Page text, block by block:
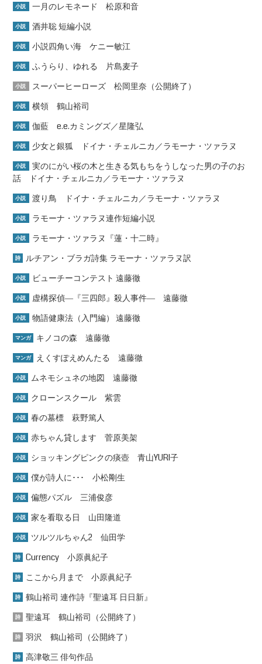
小説 一月のレモネード 松原和音
小説 酒井聡 短編小説
小説 小説四角い海 ケニー敏江
小説 ふうらり、ゆれる 片島麦子
小説 スーパーヒーローズ 松岡里奈（公開終了）
小説 横領 鶴山裕司
小説 伽藍 e.e.カミングズ／星隆弘
小説 少女と銀狐 ドイナ・チェルニカ／ラモーナ・ツァラヌ
小説
実のにがい桜の木と生きる気もちをうしなった男の子のお
話 ドイナ・チェルニカ／ラモーナ・ツァラヌ
小説 渡り鳥 ドイナ・チェルニカ／ラモーナ・ツァラヌ
小説 ラモーナ・ツァラヌ連作短編小説
小説 ラモーナ・ツァラヌ『蓮・十二時』
詩 ルチアン・ブラガ詩集 ラモーナ・ツァラヌ訳
小説 ビューチーコンテスト 遠藤徹
小説 虚構探偵―『三四郎』殺人事件― 遠藤徹
小説 物語健康法（入門編） 遠藤徹
マンガ キノコの森 遠藤徹
マンガ えくすぽえめんたる 遠藤徹
小説 ムネモシュネの地図 遠藤徹
小説 クローンスクール 紫雲
小説 春の墓標 萩野篤人
小説 赤ちゃん貸します 菅原美架
小説 ショッキングピンクの痰壺 青山YURI子
小説 僕が詩人に･･･ 小松剛生
小説 偏態パズル 三浦俊彦
小説 家を看取る日 山田隆道
小説 ツルツルちゃん2 仙田学
詩 Currency 小原眞紀子
詩 ここから月まで 小原眞紀子
詩 鶴山裕司 連作詩『聖遠耳 日日新』
詩 聖遠耳 鶴山裕司（公開終了）
詩 羽沢 鶴山裕司（公開終了）
詩 高津敬三 俳句作品